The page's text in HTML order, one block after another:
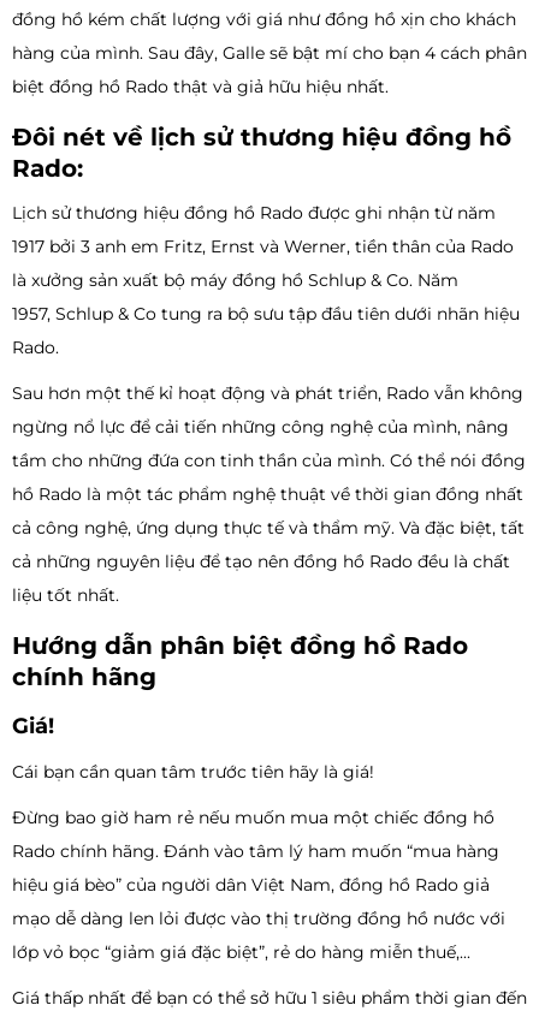
đồng hồ kém chất lượng với giá như đồng hồ xịn cho khách
hàng của mình. Sau đây, Galle sẽ bật mí cho bạn 4 cách phân
biệt đồng hồ Rado thật và giả hữu hiệu nhất.
Đôi nét về lịch sử thương hiệu đồng hồ
Rado:
Lịch sử thương hiệu đồng hồ Rado được ghi nhận từ năm
1917 bởi 3 anh em Fritz, Ernst và Werner, tiền thân của Rado
là xưởng sản xuất bộ máy đồng hồ Schlup & Co. Năm
1957, Schlup & Co tung ra bộ sưu tập đầu tiên dưới nhãn hiệu
Rado.
Sau hơn một thế kỉ hoạt động và phát triển, Rado vẫn không
ngừng nổ lực để cải tiến những công nghệ của mình, nâng
tầm cho những đứa con tinh thần của mình. Có thể nói đồng
hồ Rado là một tác phẩm nghệ thuật về thời gian đồng nhất
cả công nghệ, ứng dụng thực tế và thẩm mỹ. Và đặc biệt, tất
cả những nguyên liệu để tạo nên đồng hồ Rado đều là chất
liệu tốt nhất.
Hướng dẫn phân biệt đồng hồ Rado
chính hãng
Giá!
Cái bạn cần quan tâm trước tiên hãy là giá!
Đừng bao giờ ham rẻ nếu muốn mua một chiếc đồng hồ
Rado chính hãng. Đánh vào tâm lý ham muốn “mua hàng
hiệu giá bèo” của người dân Việt Nam, đồng hồ Rado giả
mạo dễ dàng len lỏi được vào thị trường đồng hồ nước với
lớp vỏ bọc “giảm giá đặc biệt”, rẻ do hàng miễn thuế,...
Giá thấp nhất để bạn có thể sở hữu 1 siêu phẩm thời gian đến